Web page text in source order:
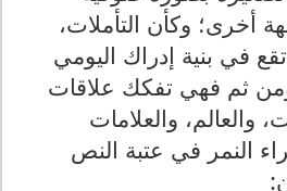
أخرى؛ وكأن التأملات،
في بنية إدراك اليومي
ثم فهي تفكك علاقات
والعالم، والعلامات
النمر في عتبة النص